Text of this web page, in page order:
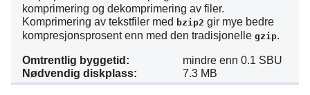
komprimering og dekomprimering av filer.
Komprimering av tekstfiler med bzip2 gir mye bedre
kompresjonsprosent enn med den tradisjonelle gzip.
Omtrentlig byggetid:
mindre enn 0.1 SBU
Nødvendig diskplass:
7.3 MB